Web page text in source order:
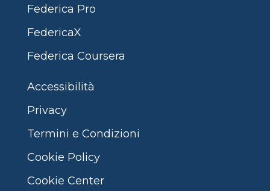
Federica Pro
FedericaX
Federica Coursera
Accessibilità
Privacy
Termini e Condizioni
Cookie Policy
Cookie Center